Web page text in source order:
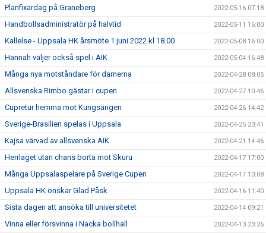
Planfixardag på Graneberg 2022-05-16 07:18
Handbollsadministratör på halvtid 2022-05-11 16:00
Kallelse - Uppsala HK årsmöte 1 juni 2022 kl 18.00 2022-05-08 16:00
Hannah väljer också spel i AIK 2022-05-04 16:48
Många nya motståndare för damerna 2022-04-28 08:05
Allsvenska Rimbo gästar i cupen 2022-04-27 10:46
Cupretur hemma mot Kungsängen 2022-04-26 14:42
Sverige-Brasilien spelas i Uppsala 2022-04-25 23:41
Kajsa värvad av allsvenska AIK 2022-04-21 14:46
Herrlaget utan chans borta mot Skuru 2022-04-17 17:00
Många Uppsalaspelare på Sverige Cupen 2022-04-17 10:08
Uppsala HK önskar Glad Påsk 2022-04-16 11:40
Sista dagen att ansöka till universitetet 2022-04-14 09:21
Vinna eller försvinna i Nacka bollhall 2022-04-13 23:26